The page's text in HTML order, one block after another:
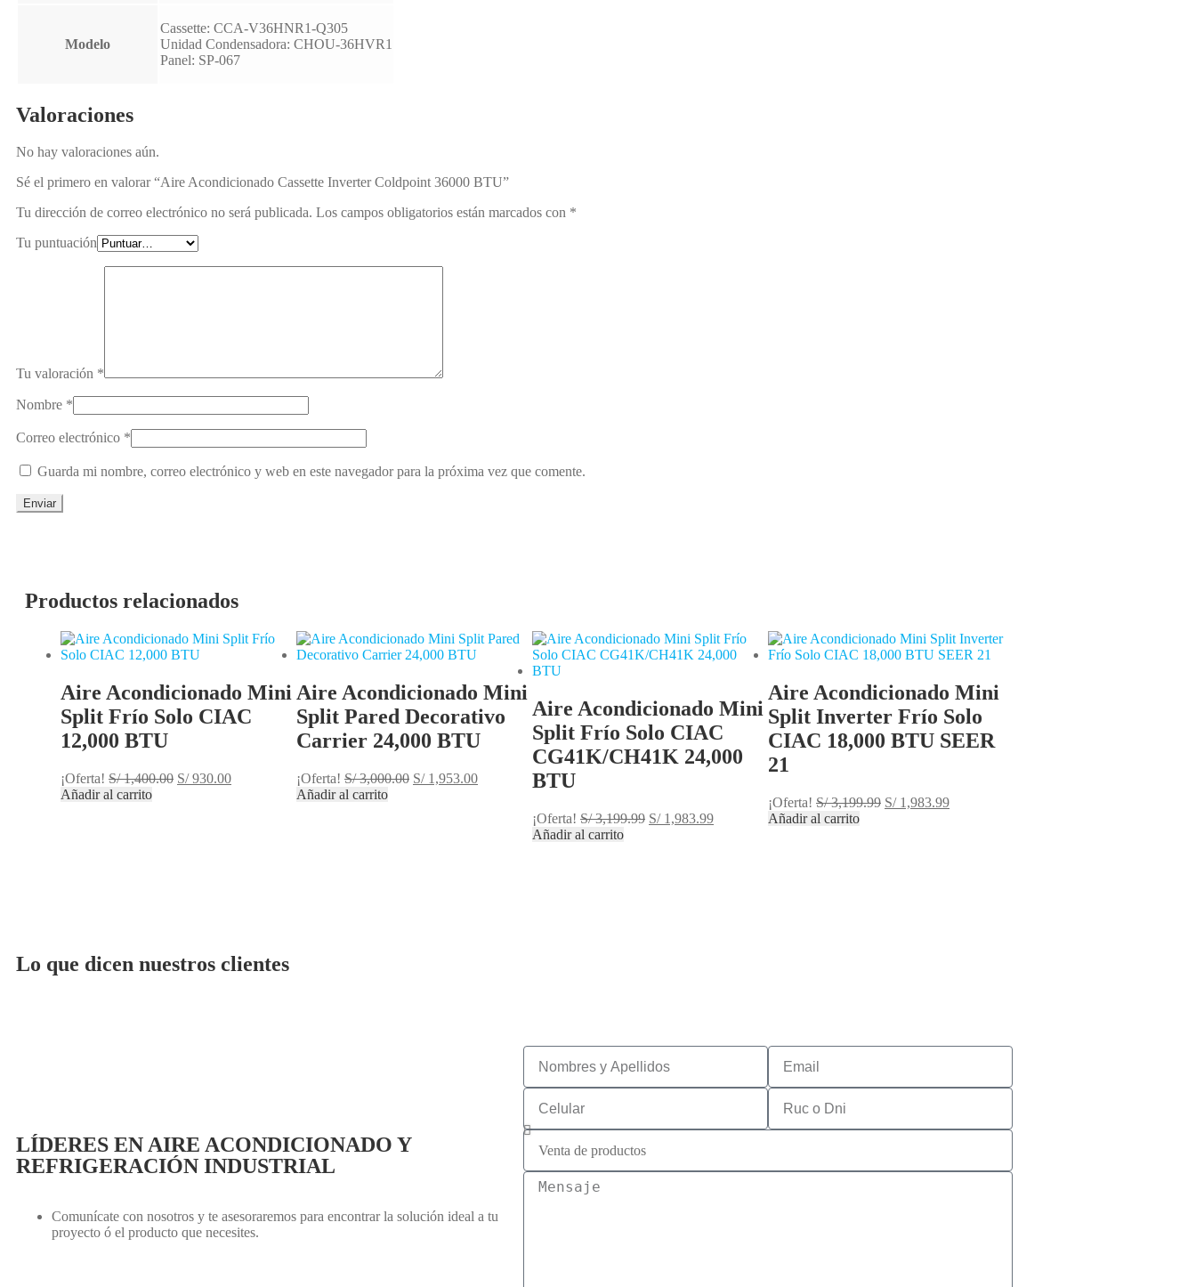
Modelo
Cassette: CCA-V36HNR1-Q305
Unidad Condensadora: CHOU-36HVR1
Panel: SP-067
Valoraciones
No hay valoraciones aún.
Sé el primero en valorar “Aire Acondicionado Cassette Inverter Coldpoint 36000 BTU”
Tu dirección de correo electrónico no será publicada. Los campos obligatorios están marcados con *
Tu puntuación
Tu valoración *
Nombre *
Correo electrónico *
Guarda mi nombre, correo electrónico y web en este navegador para la próxima vez que comente.
Productos relacionados
Aire Acondicionado Mini
Split Frío Solo CIAC
12,000 BTU
¡Oferta! S/1,400.00 S/930.00
Añadir al carrito
Aire Acondicionado Mini
Split Pared Decorativo
Carrier 24,000 BTU
¡Oferta! S/3,000.00 S/1,953.00
Añadir al carrito
Aire Acondicionado Mini
Split Frío Solo CIAC
CG41K/CH41K 24,000
BTU
¡Oferta! S/3,199.99 S/1,983.99
Añadir al carrito
Aire Acondicionado Mini
Split Inverter Frío Solo
CIAC 18,000 BTU SEER
21
¡Oferta! S/3,199.99 S/1,983.99
Añadir al carrito
Lo que dicen nuestros clientes
LÍDERES EN AIRE ACONDICIONADO Y
REFRIGERACIÓN INDUSTRIAL
Comunícate con nosotros y te asesoraremos para encontrar la solución ideal a tu
proyecto ó el producto que necesites.